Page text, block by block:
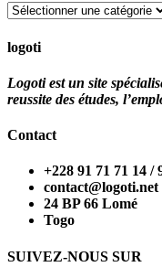
Catégories
logoti
Logoti est un site
reussite des études,
Contact
+228 91 71 71 14 /
contact@logoti.net
24 BP 66 Lomé
Togo
SUIVEZ-NOUS SUR